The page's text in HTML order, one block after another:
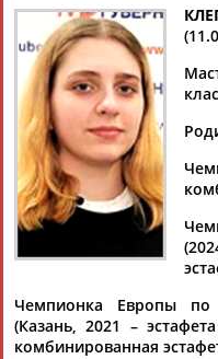
Дарья
КЛЕПИКОВА
Ваш запрос: "Дарья
Документы 1-10 из 19
Определен состав
плаванию в Париже
...первенств Кирилл
Чикунова и Дарья
России на предстоящий...
(Проект: Информационное
Плавание
Чемпионка Европы
(Казань, 2021 –
комбинированная